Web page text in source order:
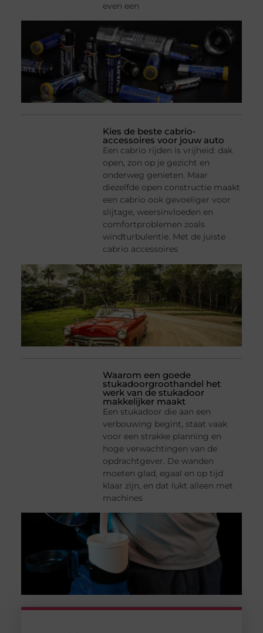
even een
Kies de beste cabrio-
accessoires voor jouw auto
Een cabrio rijden is vrijheid: dak
open, zon op je gezicht en
onderweg genieten. Maar
diezelfde open constructie maakt
een cabrio ook gevoeliger voor
slijtage, weersinvloeden en
comfortproblemen zoals
windturbulentie. Met de juiste
cabrio accessoires
Waarom een goede
stukadoorgroothandel het
werk van de stukadoor
makkelijker maakt
Een stukadoor die aan een
verbouwing begint, staat vaak
voor een strakke planning en
hoge verwachtingen van de
opdrachtgever. De wanden
moeten glad, egaal en op tijd
klaar zijn, en dat lukt alleen met
machines